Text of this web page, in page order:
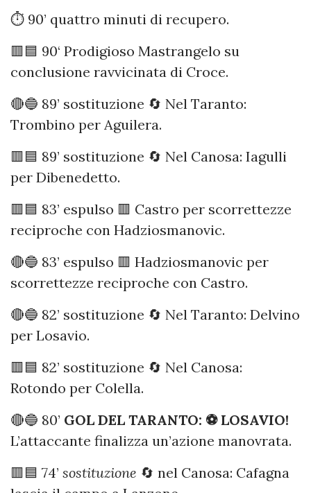
⏱️ 90’ quattro minuti di recupero.
🟥🟦 90‘ Prodigioso Mastrangelo su
conclusione ravvicinata di Croce.
🔴🔵 89’ sostituzione 🔄 Nel Taranto:
Trombino per Aguilera.
🟥🟦 89’ sostituzione 🔄 Nel Canosa: Iagulli
per Dibenedetto.
🟥🟦 83’ espulso 🟥 Castro per scorrettezze
reciproche con Hadziosmanovic.
🔴🔵 83’ espulso 🟥 Hadziosmanovic per
scorrettezze reciproche con Castro.
🔴🔵 82’ sostituzione 🔄 Nel Taranto: Delvino
per Losavio.
🟥🟦 82’ sostituzione 🔄 Nel Canosa:
Rotondo per Colella.
🔴🔵 80’ GOL DEL TARANTO: ⚽️ LOSAVIO!
L’attaccante finalizza un’azione manovrata.
🟥🟦 74’ sostituzione 🔄 nel Canosa: Cafagna